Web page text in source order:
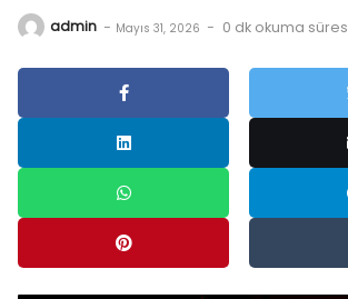
admin - Mayıs 31, 2026 - 0 dk okuma